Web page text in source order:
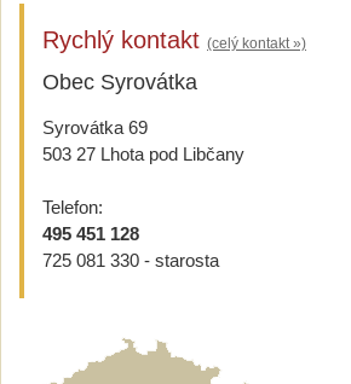
Rychlý kontakt (celý kontakt »)
Obec Syrovátka
Syrovátka 69
503 27 Lhota pod Libčany
Telefon:
495 451 128
725 081 330 - starosta